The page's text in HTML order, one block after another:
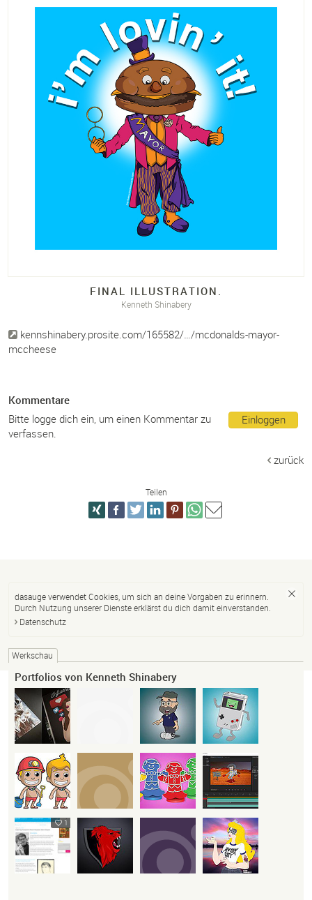
FINAL ILLUSTRATION.
Kenneth Shinabery
kennshinabery.prosite.com/165582/…/mcdonalds-mayor-
mccheese
Kommentare
Einloggen
Bitte logge dich ein, um einen Kommentar zu
verfassen.
zurück
Teilen
dasauge verwendet Cookies, um sich an deine Vorgaben zu erinnern.
Durch Nutzung unserer Dienste erklärst du dich damit einverstanden.
Datenschutz
Werkschau
Portfolios von Kenneth Shinabery
1